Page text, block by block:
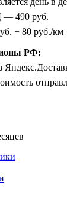
490 руб.
+ 80 руб./км
РФ: